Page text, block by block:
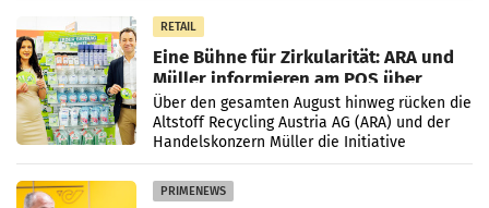
RETAIL
Eine Bühne für Zirkularität: ARA und
Müller informieren am POS über
Kreislauffähigkeit
Über den gesamten August hinweg rücken die
Altstoff Recycling Austria AG (ARA) und der
Handelskonzern Müller die Initiative
„Kreislauf-Helden“ in allen österreichischen
Müller-Filialen
PRIMENEWS